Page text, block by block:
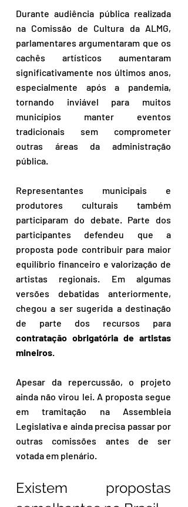
Durante audiência pública realizada
na Comissão de Cultura da ALMG,
parlamentares argumentaram que os
cachês artísticos aumentaram
significativamente nos últimos anos,
especialmente após a pandemia,
tornando inviável para muitos
municípios manter eventos
tradicionais sem comprometer
outras áreas da administração
pública.
Representantes municipais e
produtores culturais também
participaram do debate. Parte dos
participantes defendeu que a
proposta pode contribuir para maior
equilíbrio financeiro e valorização de
artistas regionais. Em algumas
versões debatidas anteriormente,
chegou a ser sugerida a destinação
contratação obrigatória de artistas
mineiros.
Apesar da repercussão, o projeto
ainda não virou lei. A proposta segue
em tramitação na Assembleia
Legislativa e ainda precisa passar por
outras comissões antes de ser
votada em plenário.
Existem propostas